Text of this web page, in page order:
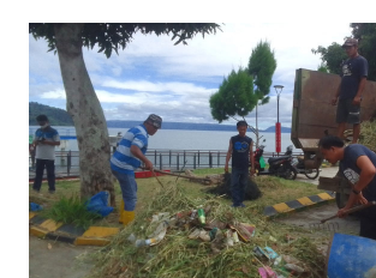
WN
JAMBI
WN
SULTRA
WN
NTB